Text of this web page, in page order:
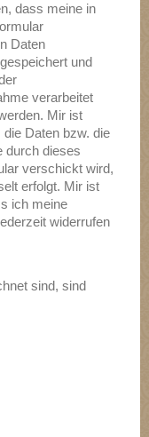
dass meine in
Daten
und
verarbeitet
Mir ist
die Daten bzw. die
durch dieses
verschickt wird,
Mir ist
ich meine
widerrufen
sind, sind